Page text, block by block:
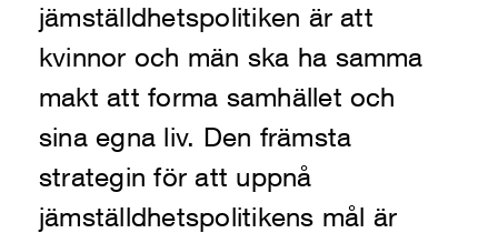
jämställdhetspolitiken är att
kvinnor och män ska ha samma
makt att forma samhället och
sina egna liv. Den främsta
strategin för att uppnå
jämställdhetspolitikens mål är